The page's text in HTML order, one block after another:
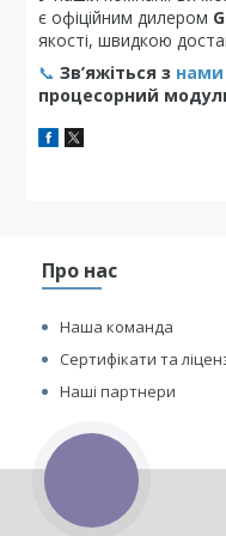
є офіційним дилером
якості, швидкою
📞 Зв’яжіться з нами
процесорний
Про нас
Наша команда
Сертифікати та
Наші партнери